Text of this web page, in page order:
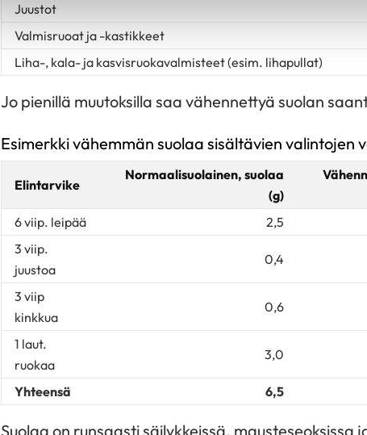
Juustot
Valmisruoat ja -kastikkeet
Liha-, kala- ja kasvisruokavalmisteet (esim. lihapullat)
Jo pienillä muutoksilla saa vähennettyä suolan
Esimerkki vähemmän suolaa sisältävien valintojen
Elintarvike
Normaalisuolainen, suolaa
(g)
Yhteensä 6,5
6 viip. leipää 2,5
3 viip.
juustoa
0,4
3 viip
kinkkua
0,6
1 laut.
ruokaa
3,0
Suolaa on runsaasti säilykkeissä, mausteseoksissa